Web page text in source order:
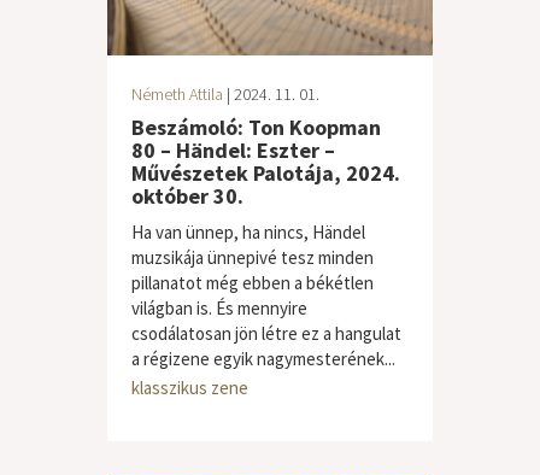
Németh Attila | 2024. 11. 01.
Beszámoló: Ton Koopman
80 – Händel: Eszter –
Művészetek Palotája, 2024.
október 30.
Ha van ünnep, ha nincs, Händel
muzsikája ünnepivé tesz minden
pillanatot még ebben a békétlen
világban is. És mennyire
csodálatosan jön létre ez a hangulat
a régizene egyik nagymesterének...
klasszikus zene